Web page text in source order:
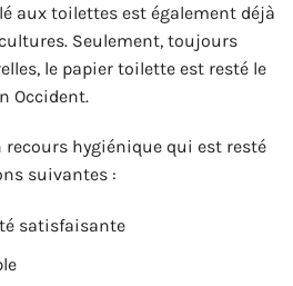
aux toilettes est également déjà
Seulement, toujours
le papier toilette est resté le
Occident.
recours hygiénique qui est resté
suivantes :
satisfaisante